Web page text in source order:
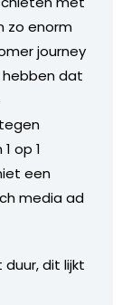
zo enorm
journey
dat
op 1
een
media ad
dit lijkt